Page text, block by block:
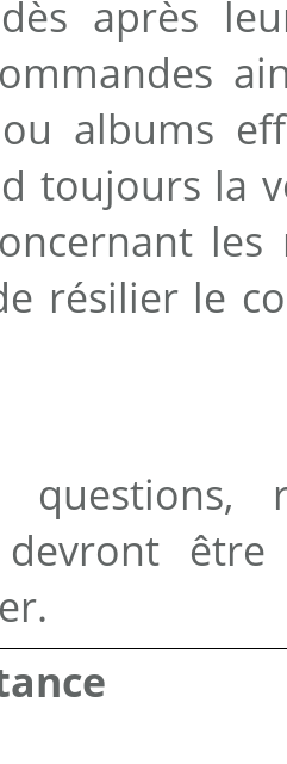
après
albums
toujours la
résilier le
questions,
devront